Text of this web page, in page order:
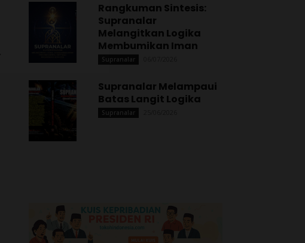
Rangkuman Sintesis:
Supranalar
Melangitkan Logika
Membumikan Iman
Supranalar
Supranalar Melampaui
Batas Langit Logika
Supranalar